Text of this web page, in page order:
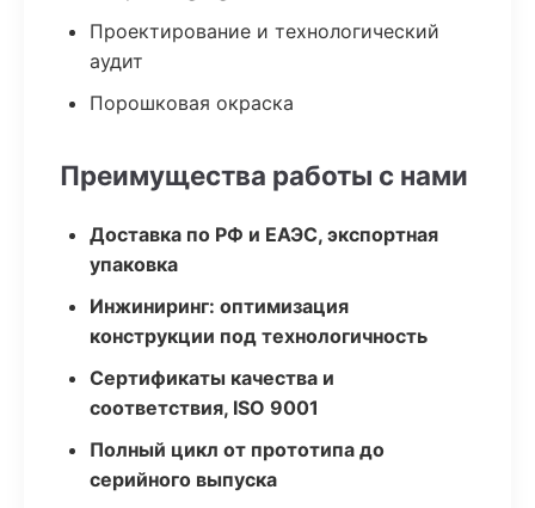
Проектирование и технологический
аудит
Порошковая окраска
Преимущества работы с нами
Доставка по РФ и ЕАЭС, экспортная
упаковка
Инжиниринг: оптимизация
конструкции под технологичность
Сертификаты качества и
соответствия, ISO 9001
Полный цикл от прототипа до
серийного выпуска